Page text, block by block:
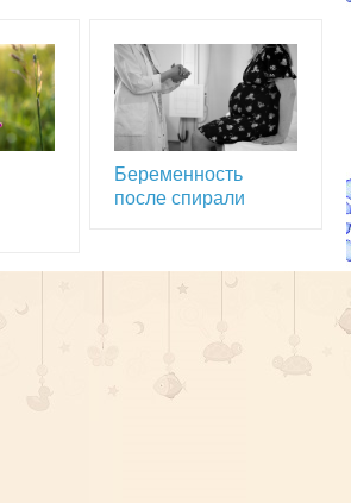
Беременность
после спирали